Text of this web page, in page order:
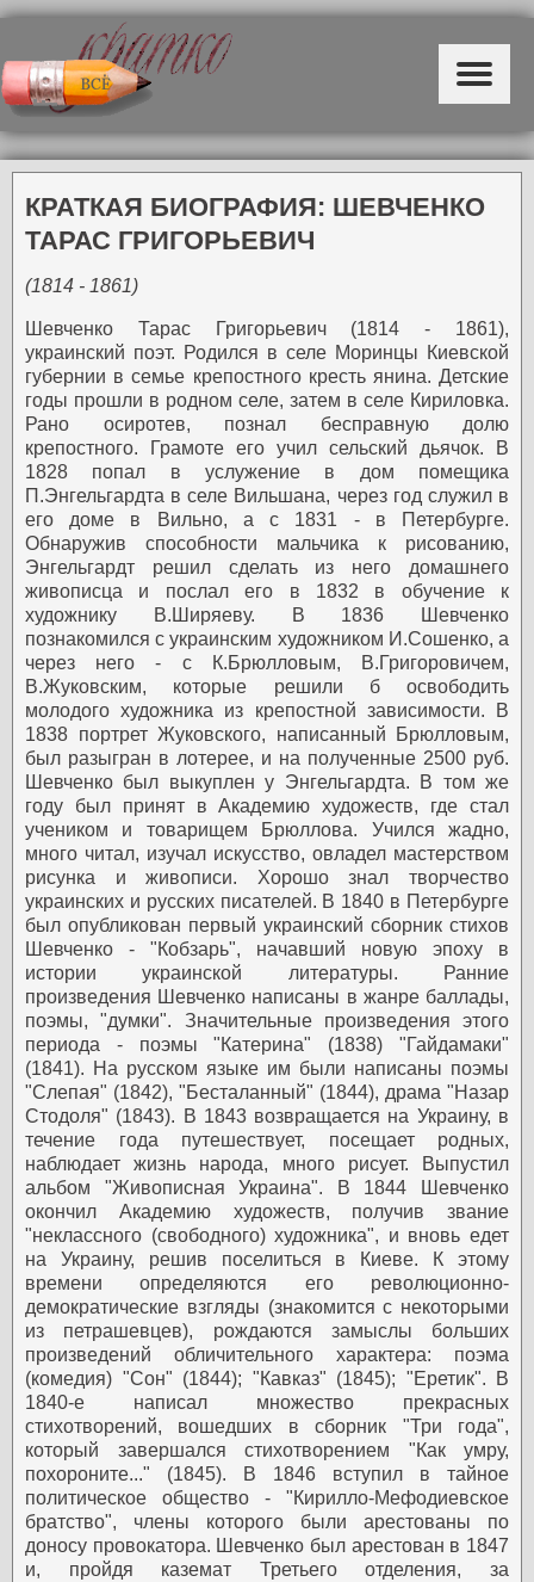
КРАТКАЯ БИОГРАФИЯ: ШЕВЧЕНКО
ТАРАС ГРИГОРЬЕВИЧ
(1814 - 1861)
Шевченко Тарас Григорьевич (1814 - 1861),
украинский поэт. Родился в селе Моринцы Киевской
губернии в семье крепостного кресть янина. Детские
годы прошли в родном селе, затем в селе Кириловка.
Рано осиротев, познал бесправную долю
крепостного. Грамоте его учил сельский дьячок. В
1828 попал в услужение в дом помещика
П.Энгельгардта в селе Вильшана, через год служил в
его доме в Вильно, а с 1831 - в Петербурге.
Обнаружив способности мальчика к рисованию,
Энгельгардт решил сделать из него домашнего
живописца и послал его в 1832 в обучение к
художнику В.Ширяеву. В 1836 Шевченко
познакомился с украинским художником И.Сошенко, а
через него - с К.Брюлловым, В.Григоровичем,
В.Жуковским, которые решили б освободить
молодого художника из крепостной зависимости. В
1838 портрет Жуковского, написанный Брюлловым,
был разыгран в лотерее, и на полученные 2500 руб.
Шевченко был выкуплен у Энгельгардта. В том же
году был принят в Академию художеств, где стал
учеником и товарищем Брюллова. Учился жадно,
много читал, изучал искусство, овладел мастерством
рисунка и живописи. Хорошо знал творчество
украинских и русских писателей. В 1840 в Петербурге
был опубликован первый украинский сборник стихов
Шевченко - "Кобзарь", начавший новую эпоху в
истории украинской литературы. Ранние
произведения Шевченко написаны в жанре баллады,
поэмы, "думки". Значительные произведения этого
периода - поэмы "Катерина" (1838) "Гайдамаки"
(1841). На русском языке им были написаны поэмы
"Слепая" (1842), "Бесталанный" (1844), драма "Назар
Стодоля" (1843). В 1843 возвращается на Украину, в
течение года путешествует, посещает родных,
наблюдает жизнь народа, много рисует. Выпустил
альбом "Живописная Украина". В 1844 Шевченко
окончил Академию художеств, получив звание
"неклассного (свободного) художника", и вновь едет
на Украину, решив поселиться в Киеве. К этому
времени определяются его революционно-
демократические взгляды (знакомится с некоторыми
из петрашевцев), рождаются замыслы больших
произведений обличительного характера: поэма
(комедия) "Сон" (1844); "Кавказ" (1845); "Еретик". В
1840-е написал множество прекрасных
стихотворений, вошедших в сборник "Три года",
который завершался стихотворением "Как умру,
похороните..." (1845). В 1846 вступил в тайное
политическое общество - "Кирилло-Мефодиевское
братство", члены которого были арестованы по
доносу провокатора. Шевченко был арестован в 1847
и, пройдя каземат Третьего отделения, за